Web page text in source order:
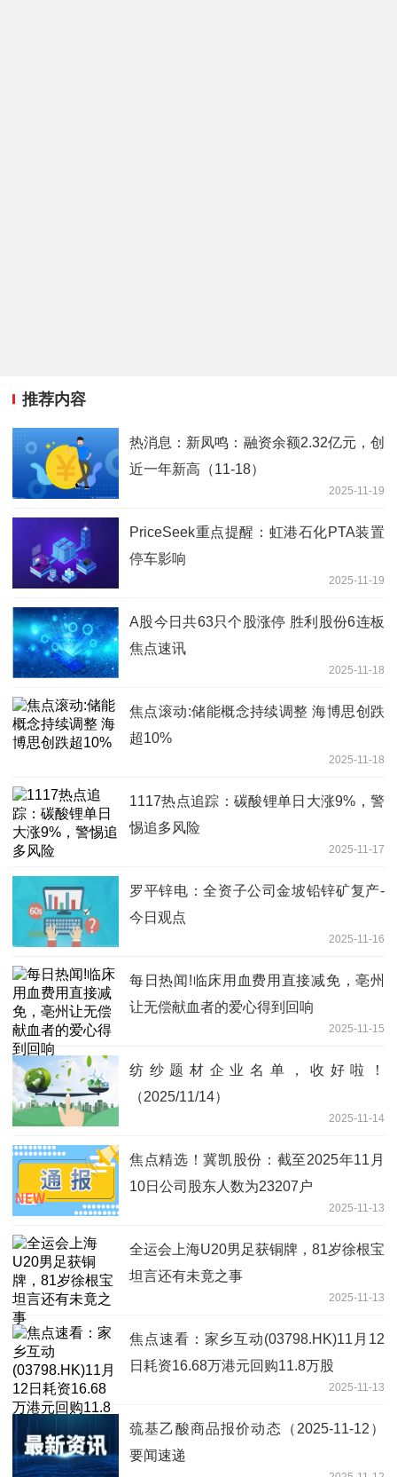
推荐内容
热消息：新凤鸣：融资余额2.32亿元，创
近一年新高（11-18）
2025-11-19
PriceSeek重点提醒：虹港石化PTA装置
停车影响
2025-11-19
A股今日共63只个股涨停 胜利股份6连板
焦点速讯
2025-11-18
焦点滚动:储能概念持续调整 海博思创跌
超10%
2025-11-18
1117热点追踪：碳酸锂单日大涨9%，警
惕追多风险
2025-11-17
罗平锌电：全资子公司金坡铅锌矿复产-
今日观点
2025-11-16
每日热闻!临床用血费用直接减免，亳州
让无偿献血者的爱心得到回响
2025-11-15
纺纱题材企业名单，收好啦！
（2025/11/14）
2025-11-14
焦点精选！冀凯股份：截至2025年11月
10日公司股东人数为23207户
2025-11-13
全运会上海U20男足获铜牌，81岁徐根宝
坦言还有未竟之事
2025-11-13
焦点速看：家乡互动(03798.HK)11月12
日耗资16.68万港元回购11.8万股
2025-11-13
巯基乙酸商品报价动态（2025-11-12）
要闻速递